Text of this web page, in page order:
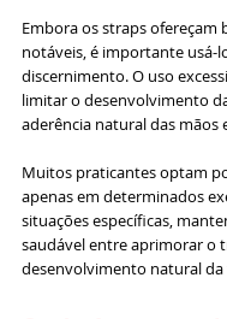
Embora os straps ofereçam
notáveis, é importante usá-
discernimento. O uso
limitar o desenvolvimento
aderência natural das mãos
Muitos praticantes optam
apenas em determinados
situações específicas,
saudável entre aprimorar o
desenvolvimento natural da